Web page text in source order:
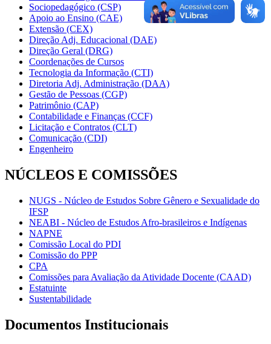
Sociopedagógico (CSP)
Apoio ao Ensino (CAE)
Extensão (CEX)
Direção Adj. Educacional (DAE)
Direção Geral (DRG)
Coordenações de Cursos
Tecnologia da Informação (CTI)
Diretoria Adj. Administração (DAA)
Gestão de Pessoas (CGP)
Patrimônio (CAP)
Contabilidade e Finanças (CCF)
Licitação e Contratos (CLT)
Comunicação (CDI)
Engenheiro
NÚCLEOS E COMISSÕES
NUGS - Núcleo de Estudos Sobre Gênero e Sexualidade do
IFSP
NEABI - Núcleo de Estudos Afro-brasileiros e Indígenas
NAPNE
Comissão Local do PDI
Comissão do PPP
CPA
Comissões para Avaliação da Atividade Docente (CAAD)
Estatuinte
Sustentabilidade
Documentos Institucionais